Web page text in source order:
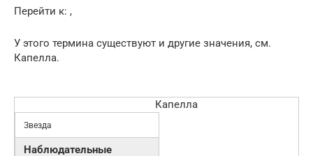
Перейти к: ,
У этого термина существуют и другие значения, см.
Капелла.
Капелла
Звезда
Наблюдательные